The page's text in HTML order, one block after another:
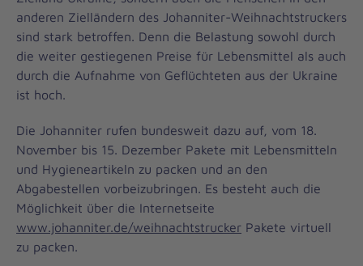
anderen Zielländern des Johanniter-Weihnachtstruckers
sind stark betroffen. Denn die Belastung sowohl durch
die weiter gestiegenen Preise für Lebensmittel als auch
durch die Aufnahme von Geflüchteten aus der Ukraine
ist hoch.
Die Johanniter rufen bundesweit dazu auf, vom 18.
November bis 15. Dezember Pakete mit Lebensmitteln
und Hygieneartikeln zu packen und an den
Abgabestellen vorbeizubringen. Es besteht auch die
Möglichkeit über die Internetseite
www.johanniter.de/weihnachtstrucker Pakete virtuell
zu packen.